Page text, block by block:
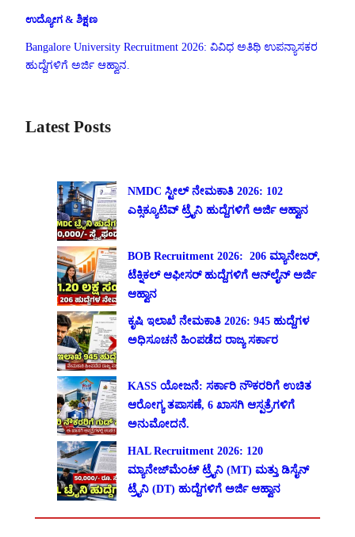
ಉದ್ಯೋಗ & ಶಿಕ್ಷಣ
Bangalore University Recruitment 2026: ವಿವಿಧ ಅತಿಥಿ ಉಪನ್ಯಾಸಕರ
ಹುದ್ದೆಗಳಿಗೆ ಅರ್ಜಿ ಆಹ್ವಾನ.
Latest Posts
NMDC ಸ್ಟೀಲ್ ನೇಮಕಾತಿ 2026: 102
ಎಕ್ಸಿಕ್ಯೂಟಿವ್ ಟ್ರೈನಿ ಹುದ್ದೆಗಳಿಗೆ ಅರ್ಜಿ ಆಹ್ವಾನ
BOB Recruitment 2026: 206 ಮ್ಯಾನೇಜರ್,
ಟೆಕ್ನಿಕಲ್ ಆಫೀಸರ್ ಹುದ್ದೆಗಳಿಗೆ ಆನ್‌ಲೈನ್ ಅರ್ಜಿ
ಆಹ್ವಾನ
ಕೃಷಿ ಇಲಾಖೆ ನೇಮಕಾತಿ 2026: 945 ಹುದ್ದೆಗಳ
ಅಧಿಸೂಚನೆ ಹಿಂಪಡೆದ ರಾಜ್ಯ ಸರ್ಕಾರ
KASS ಯೋಜನೆ: ಸರ್ಕಾರಿ ನೌಕರರಿಗೆ ಉಚಿತ
ಆರೋಗ್ಯ ತಪಾಸಣೆ, 6 ಖಾಸಗಿ ಆಸ್ಪತ್ರೆಗಳಿಗೆ
ಅನುಮೋದನೆ.
HAL Recruitment 2026: 120
ಮ್ಯಾನೇಜ್‌ಮೆಂಟ್ ಟ್ರೈನಿ (MT) ಮತ್ತು ಡಿಸೈನ್
ಟ್ರೈನಿ (DT) ಹುದ್ದೆಗಳಿಗೆ ಅರ್ಜಿ ಆಹ್ವಾನ